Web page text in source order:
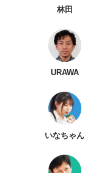
林田
URAWA
いなちゃん